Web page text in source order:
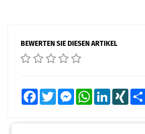
BEWERTEN SIE DIESEN ARTIKEL
FacebookTwitter MessengerWhatsAppLinkedInXING